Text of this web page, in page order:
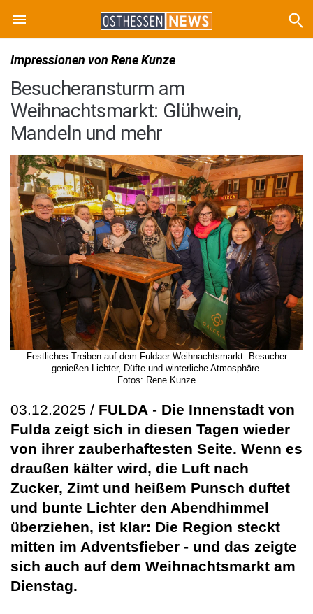
Impressionen von Rene Kunze
Besucheransturm am
Weihnachtsmarkt: Glühwein,
Mandeln und mehr
Festliches Treiben auf dem Fuldaer Weihnachtsmarkt: Besucher
genießen Lichter, Düfte und winterliche Atmosphäre.
Fotos: Rene Kunze
03.12.2025 / FULDA - Die Innenstadt von
Fulda zeigt sich in diesen Tagen wieder
von ihrer zauberhaftesten Seite. Wenn es
draußen kälter wird, die Luft nach
Zucker, Zimt und heißem Punsch duftet
und bunte Lichter den Abendhimmel
überziehen, ist klar: Die Region steckt
mitten im Adventsfieber - und das zeigte
sich auch auf dem Weihnachtsmarkt am
Dienstag.